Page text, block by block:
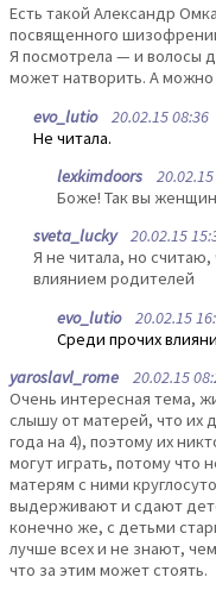
Есть такой Александр
посвященного
Я посмотрела — и волосы
может натворить. А
evo_lutio20.02.15 08:36
Не читала.
lexkimdoors
Боже! Так вы
sveta_lucky20.02.15
Я не читала, но
влиянием родителей
evo_lutio20.02.15
Среди прочих
yaroslavl_rome 20.02.15
Очень интересная тема,
слышу от матерей, что их
года на 4), поэтому их
могут играть, потому что
матерям с ними
выдерживают и сдают
конечно же, с детьми
лучше всех и не знают,
что за этим может стоять.